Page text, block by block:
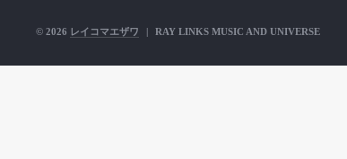
© 2026 レイコマエザワ RAY LINKS MUSIC AND UNIVERSE